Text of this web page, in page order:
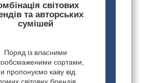
світових
та авторських
сумішей
Поряд із власними
сортами,
пропонуємо каву від